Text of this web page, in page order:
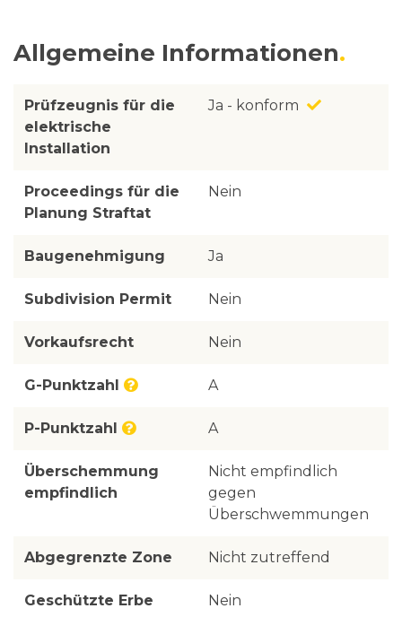
Allgemeine Informationen
Prüfzeugnis für die
elektrische
Installation
Ja - konform
Proceedings für die
Planung Straftat
Nein
Baugenehmigung Ja
Subdivision Permit Nein
Vorkaufsrecht Nein
G-Punktzahl A
P-Punktzahl A
Überschemmung
empfindlich
Nicht empfindlich
gegen
Überschwemmungen
Abgegrenzte Zone Nicht zutreffend
Geschützte Erbe Nein